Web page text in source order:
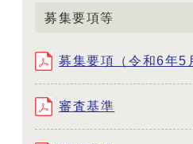
募集要項等
募集要項（令和6年5
審査基準